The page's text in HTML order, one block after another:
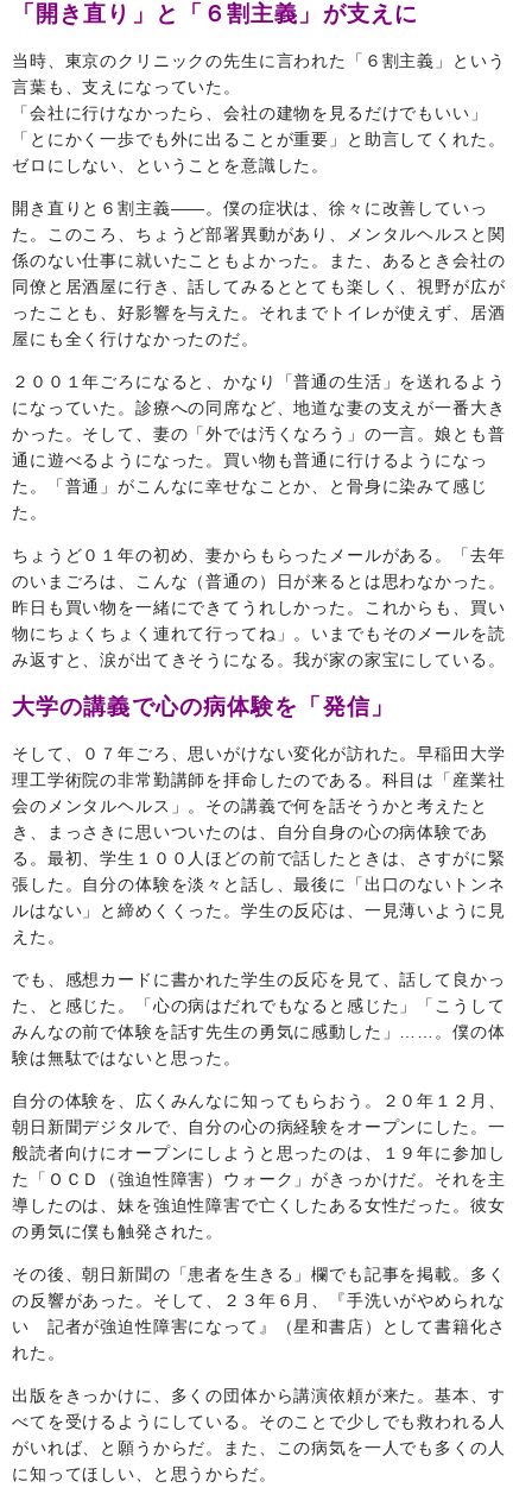
「開き直り」と「６割主義」が支えに
当時、東京のクリニックの先生に言われた「６割主義」という
言葉も、支えになっていた。
「会社に行けなかったら、会社の建物を見るだけでもいい」
「とにかく一歩でも外に出ることが重要」と助言してくれた。
ゼロにしない、ということを意識した。
開き直りと６割主義――。僕の症状は、徐々に改善していっ
た。このころ、ちょうど部署異動があり、メンタルヘルスと関
係のない仕事に就いたこともよかった。また、あるとき会社の
同僚と居酒屋に行き、話してみるととても楽しく、視野が広が
ったことも、好影響を与えた。それまでトイレが使えず、居酒
屋にも全く行けなかったのだ。
２００１年ごろになると、かなり「普通の生活」を送れるよう
になっていた。診療への同席など、地道な妻の支えが一番大き
かった。そして、妻の「外では汚くなろう」の一言。娘とも普
通に遊べるようになった。買い物も普通に行けるようになっ
た。「普通」がこんなに幸せなことか、と骨身に染みて感じ
た。
ちょうど０１年の初め、妻からもらったメールがある。「去年
のいまごろは、こんな（普通の）日が来るとは思わなかった。
昨日も買い物を一緒にできてうれしかった。これからも、買い
物にちょくちょく連れて行ってね」。いまでもそのメールを読
み返すと、涙が出てきそうになる。我が家の家宝にしている。
大学の講義で心の病体験を「発信」
そして、０７年ごろ、思いがけない変化が訪れた。早稲田大学
理工学術院の非常勤講師を拝命したのである。科目は「産業社
会のメンタルヘルス」。その講義で何を話そうかと考えたと
き、まっさきに思いついたのは、自分自身の心の病体験であ
る。最初、学生１００人ほどの前で話したときは、さすがに緊
張した。自分の体験を淡々と話し、最後に「出口のないトンネ
ルはない」と締めくくった。学生の反応は、一見薄いように見
えた。
でも、感想カードに書かれた学生の反応を見て、話して良かっ
た、と感じた。「心の病はだれでもなると感じた」「こうして
みんなの前で体験を話す先生の勇気に感動した」……。僕の体
験は無駄ではないと思った。
自分の体験を、広くみんなに知ってもらおう。２０年１２月、
朝日新聞デジタルで、自分の心の病経験をオープンにした。一
般読者向けにオープンにしようと思ったのは、１９年に参加し
た「ＯＣＤ（強迫性障害）ウォーク」がきっかけだ。それを主
導したのは、妹を強迫性障害で亡くしたある女性だった。彼女
の勇気に僕も触発された。
その後、朝日新聞の「患者を生きる」欄でも記事を掲載。多く
の反響があった。そして、２３年６月、『手洗いがやめられな
い 記者が強迫性障害になって』（星和書店）として書籍化さ
れた。
出版をきっかけに、多くの団体から講演依頼が来た。基本、す
べてを受けるようにしている。そのことで少しでも救われる人
がいれば、と願うからだ。また、この病気を一人でも多くの人
に知ってほしい、と思うからだ。